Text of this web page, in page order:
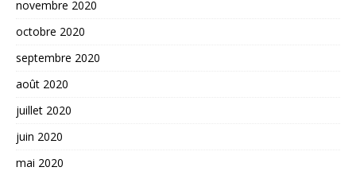
novembre 2020
octobre 2020
septembre 2020
août 2020
juillet 2020
juin 2020
mai 2020